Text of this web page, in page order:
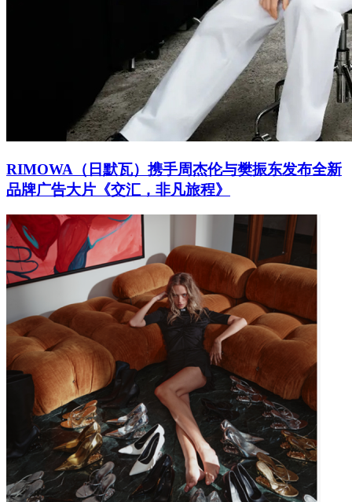
RIMOWA（日默瓦）携手周杰伦与樊振东发布全新
品牌广告大片《交汇，非凡旅程》